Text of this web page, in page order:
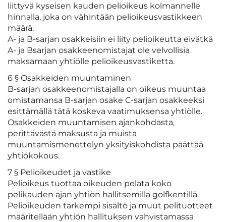
liittyvä kyseisen kauden pelioikeus kolmannelle
hinnalla, joka on vähintään pelioikeusvastikkeen
määrä.
A- ja B-sarjan osakkeisiin ei liity pelioikeutta eivätkä
A- ja Bsarjan osakkeenomistajat ole velvollisia
maksamaan yhtiölle pelioikeusvastiketta.
6 § Osakkeiden muuntaminen
B-sarjan osakkeenomistajalla on oikeus muuntaa
omistamansa B-sarjan osake C-sarjan osakkeeksi
esittämällä tätä koskeva vaatimuksensa yhtiölle.
Osakkeiden muuntamisen ajankohdasta,
perittävästä maksusta ja muista
muuntamismenettelyn yksityiskohdista päättää
yhtiökokous.
7 § Pelioikeudet ja vastike
Pelioikeus tuottaa oikeuden pelata koko
pelikauden ajan yhtiön hallitsemilla golfkentillä.
Pelioikeuden tarkempi sisältö ja muut pelituotteet
määritellään yhtiön hallituksen vahvistamassa